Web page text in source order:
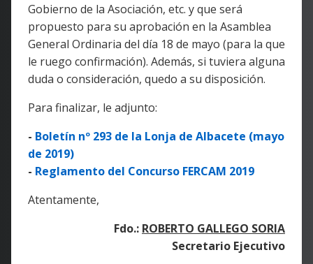
Gobierno de la Asociación, etc. y que será
propuesto para su aprobación en la Asamblea
General Ordinaria del día 18 de mayo (para la que
le ruego confirmación). Además, si tuviera alguna
duda o consideración, quedo a su disposición.
Para finalizar, le adjunto:
- Boletín nº 293 de la Lonja de Albacete (mayo
de 2019)
- Reglamento del Concurso FERCAM 2019
Atentamente,
Fdo.: ROBERTO GALLEGO SORIA
Secretario Ejecutivo